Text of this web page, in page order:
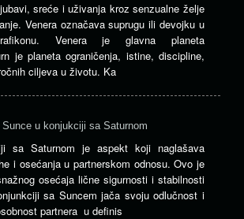
sreće i uživanja kroz senzualne želje
Venera označava suprugu ili devojku u
Venera je glavna planeta
je planeta ograničenja, istine, discipline,
ciljeva u životu. Ka
Sunce u konjukciji sa Saturnom
sa Saturnom je aspekt koji naglašava
i osećanja u partnerskom odnosu. Ovo je
osećaja lične sigurnosti i stabilnosti
sa Suncem jača svoju odlučnost i
partnera u definis